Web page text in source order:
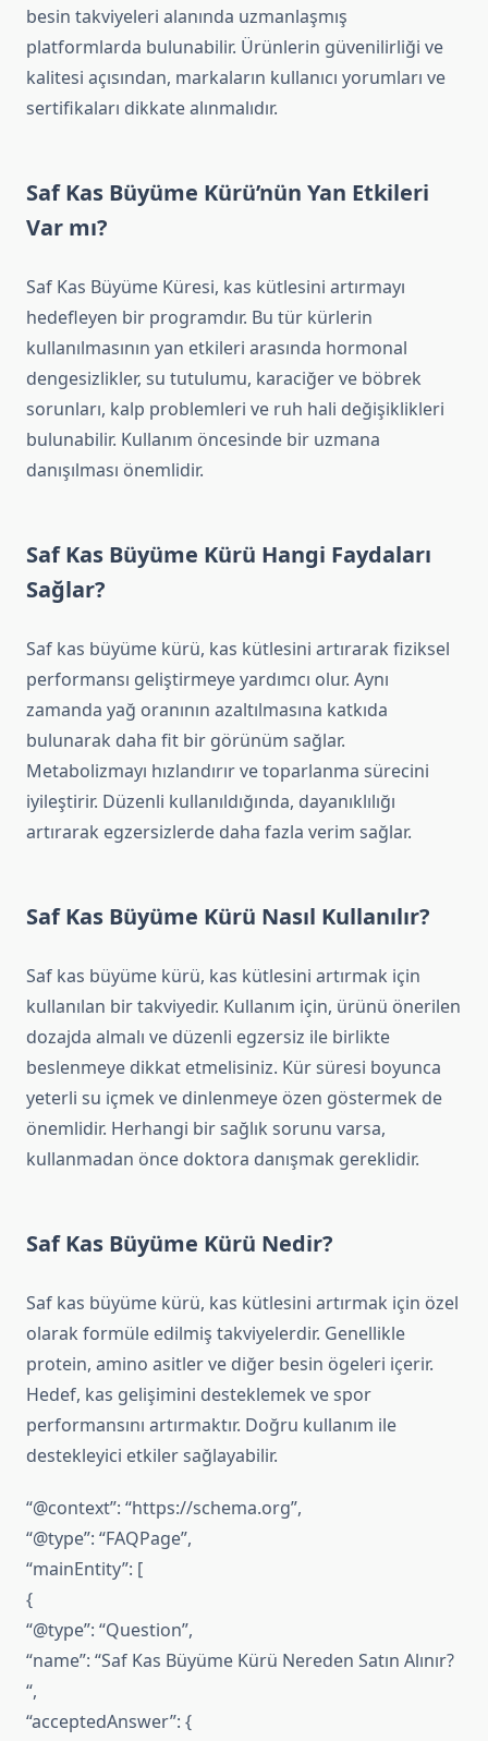
besin takviyeleri alanında uzmanlaşmış
platformlarda bulunabilir. Ürünlerin güvenilirliği ve
kalitesi açısından, markaların kullanıcı yorumları ve
sertifikaları dikkate alınmalıdır.
Saf Kas Büyüme Kürü’nün Yan Etkileri
Var mı?
Saf Kas Büyüme Küresi, kas kütlesini artırmayı
hedefleyen bir programdır. Bu tür kürlerin
kullanılmasının yan etkileri arasında hormonal
dengesizlikler, su tutulumu, karaciğer ve böbrek
sorunları, kalp problemleri ve ruh hali değişiklikleri
bulunabilir. Kullanım öncesinde bir uzmana
danışılması önemlidir.
Saf Kas Büyüme Kürü Hangi Faydaları
Sağlar?
Saf kas büyüme kürü, kas kütlesini artırarak fiziksel
performansı geliştirmeye yardımcı olur. Aynı
zamanda yağ oranının azaltılmasına katkıda
bulunarak daha fit bir görünüm sağlar.
Metabolizmayı hızlandırır ve toparlanma sürecini
iyileştirir. Düzenli kullanıldığında, dayanıklılığı
artırarak egzersizlerde daha fazla verim sağlar.
Saf Kas Büyüme Kürü Nasıl Kullanılır?
Saf kas büyüme kürü, kas kütlesini artırmak için
kullanılan bir takviyedir. Kullanım için, ürünü önerilen
dozajda almalı ve düzenli egzersiz ile birlikte
beslenmeye dikkat etmelisiniz. Kür süresi boyunca
yeterli su içmek ve dinlenmeye özen göstermek de
önemlidir. Herhangi bir sağlık sorunu varsa,
kullanmadan önce doktora danışmak gereklidir.
Saf Kas Büyüme Kürü Nedir?
Saf kas büyüme kürü, kas kütlesini artırmak için özel
olarak formüle edilmiş takviyelerdir. Genellikle
protein, amino asitler ve diğer besin ögeleri içerir.
Hedef, kas gelişimini desteklemek ve spor
performansını artırmaktır. Doğru kullanım ile
destekleyici etkiler sağlayabilir.
“@context”: “https://schema.org”,
“@type”: “FAQPage”,
“mainEntity”: [
{
“@type”: “Question”,
“name”: “Saf Kas Büyüme Kürü Nereden Satın Alınır?
“,
“acceptedAnswer”: {